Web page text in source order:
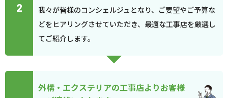
2
我々が皆様のコンシェルジュとなり、ご要望やご予算な
どをヒアリングさせていただき、最適な工事店を厳選し
てご紹介します。
外構・エクステリアの工事店よりお客様